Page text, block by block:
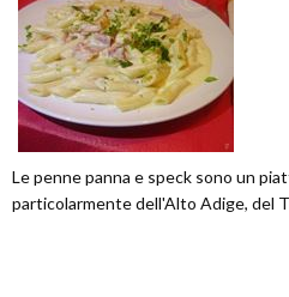
Le penne panna e speck sono un
particolarmente dell'Alto Adige, del